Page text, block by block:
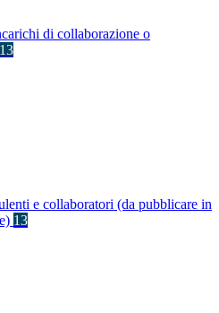
di collaborazione o
13
e collaboratori (da pubblicare in
13